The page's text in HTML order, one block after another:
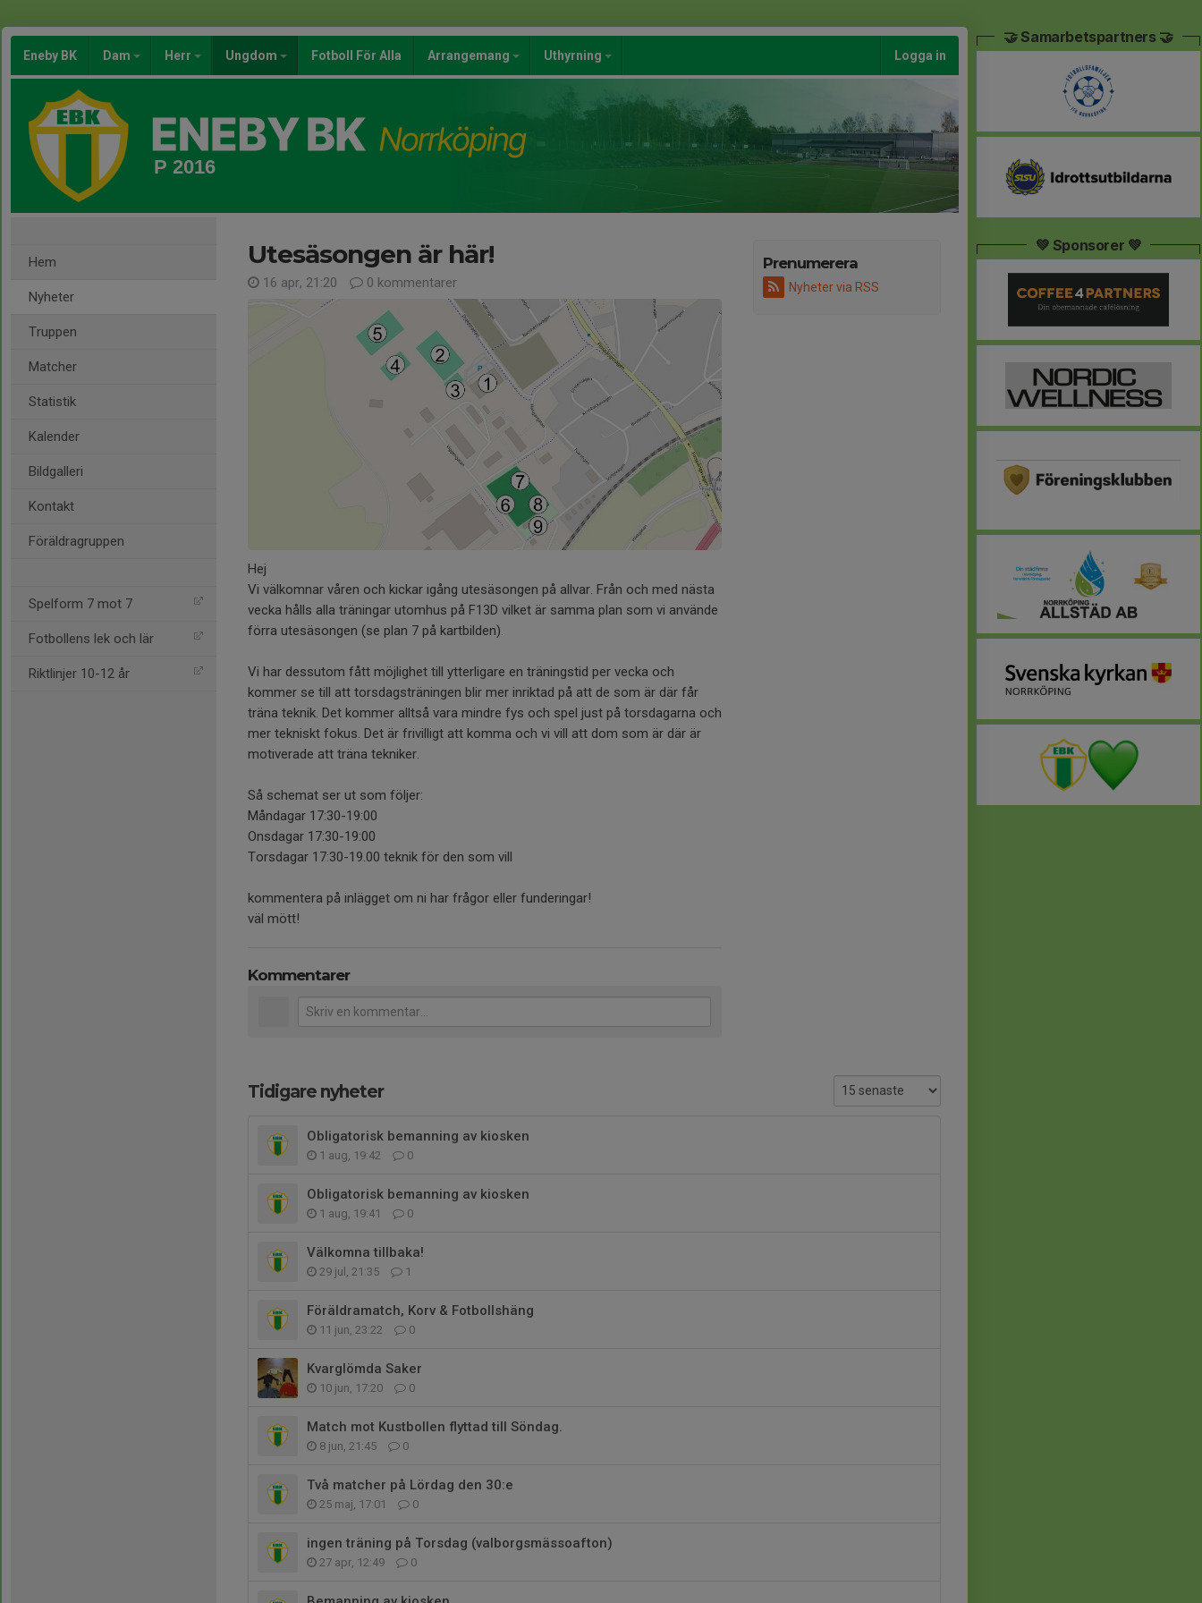
Eneby BK Dam Herr Ungdom Fotboll För Alla Arrangemang Uthyrning Logga in
P 2016
Hem
Nyheter
Truppen
Matcher
Statistik
Kalender
Bildgalleri
Kontakt
Föräldragruppen
Spelform 7 mot 7
Fotbollens lek och lär
Riktlinjer 10-12 år
Prenumerera
Nyheter via RSS
Utesäsongen är här!
16 apr, 21:20 0 kommentarer
Hej
Vi välkomnar våren och kickar igång utesäsongen på allvar. Från och med nästa
vecka hålls alla träningar utomhus på F13D vilket är samma plan som vi använde
förra utesäsongen (se plan 7 på kartbilden).
Vi har dessutom fått möjlighet till ytterligare en träningstid per vecka och
kommer se till att torsdagsträningen blir mer inriktad på att de som är där får
träna teknik. Det kommer alltså vara mindre fys och spel just på torsdagarna och
mer tekniskt fokus. Det är frivilligt att komma och vi vill att dom som är där är
motiverade att träna tekniker.
Så schemat ser ut som följer:
Måndagar 17:30-19:00
Onsdagar 17:30-19:00
Torsdagar 17:30-19.00 teknik för den som vill
kommentera på inlägget om ni har frågor eller funderingar!
väl mött!
Kommentarer
Tidigare nyheter
Obligatorisk bemanning av kiosken
1 aug, 19:42 0
Obligatorisk bemanning av kiosken
1 aug, 19:41 0
Välkomna tillbaka!
29 jul, 21:35 1
Föräldramatch, Korv & Fotbollshäng
11 jun, 23:22 0
Kvarglömda Saker
10 jun, 17:20 0
Match mot Kustbollen flyttad till Söndag.
8 jun, 21:45 0
Två matcher på Lördag den 30:e
25 maj, 17:01 0
ingen träning på Torsdag (valborgsmässoafton)
27 apr, 12:49 0
🤝 Samarbetspartners 🤝
💚 Sponsorer 💚